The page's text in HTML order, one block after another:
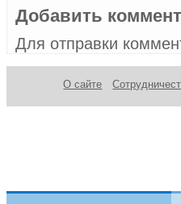
Добавить
Для отправки
О сайте